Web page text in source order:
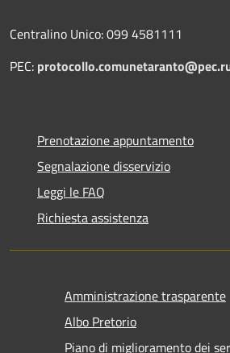
Centralino Unico: 099 4581111
PEC:
Prenotazione appuntamento
Segnalazione disservizio
Leggi le FAQ
Richiesta assistenza
Amministrazione trasparente
Albo Pretorio
Piano di miglioramento dei